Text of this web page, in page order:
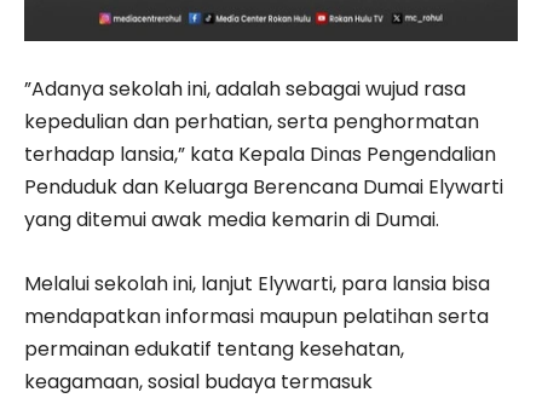
”Adanya sekolah ini, adalah sebagai wujud rasa
kepedulian dan perhatian, serta penghormatan
terhadap lansia,” kata Kepala Dinas Pengendalian
Penduduk dan Keluarga Berencana Dumai Elywarti
yang ditemui awak media kemarin di Dumai.
Melalui sekolah ini, lanjut Elywarti, para lansia bisa
mendapatkan informasi maupun pelatihan serta
permainan edukatif tentang kesehatan,
keagamaan, sosial budaya termasuk